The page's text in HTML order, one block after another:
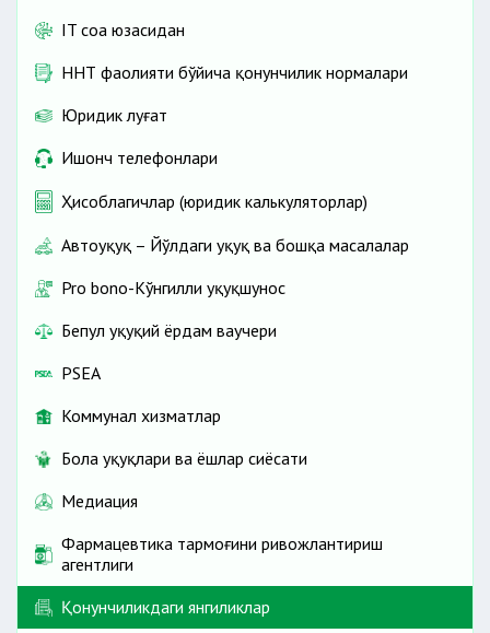
IT соҳа юзасидан
ННТ фаолияти бўйича қонунчилик нормалари
Юридик луғат
Ишонч телефонлари
Ҳисоблагичлар (юридик калькуляторлар)
Автоҳуқуқ – Йўлдаги ҳуқуқ ва бошқа масалалар
Pro bono-Кўнгилли ҳуқуқшунос
Бепул ҳуқуқий ёрдам ваучери
PSEA
Коммунал хизматлар
Бола ҳуқуқлари ва ёшлар сиёсати
Медиация
Фармацевтика тармоғини ривожлантириш
агентлиги
Қонунчиликдаги янгиликлар